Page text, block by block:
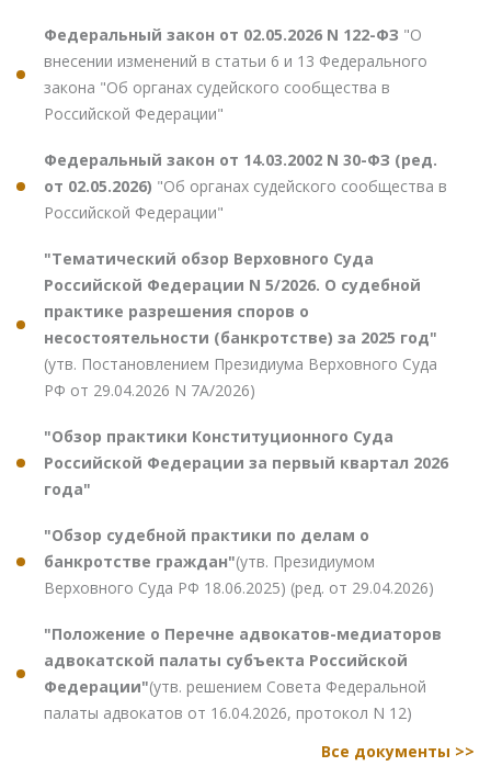
Федеральный закон от 02.05.2026 N 122-ФЗ "О
внесении изменений в статьи 6 и 13 Федерального
закона "Об органах судейского сообщества в
Российской Федерации"
Федеральный закон от 14.03.2002 N 30-ФЗ (ред.
от 02.05.2026) "Об органах судейского сообщества в
Российской Федерации"
"Тематический обзор Верховного Суда
Российской Федерации N 5/2026. О судебной
практике разрешения споров о
несостоятельности (банкротстве) за 2025 год"
(утв. Постановлением Президиума Верховного Суда
РФ от 29.04.2026 N 7А/2026)
"Обзор практики Конституционного Суда
Российской Федерации за первый квартал 2026
года"
"Обзор судебной практики по делам о
банкротстве граждан"(утв. Президиумом
Верховного Суда РФ 18.06.2025) (ред. от 29.04.2026)
"Положение о Перечне адвокатов-медиаторов
адвокатской палаты субъекта Российской
Федерации"(утв. решением Совета Федеральной
палаты адвокатов от 16.04.2026, протокол N 12)
Все документы >>